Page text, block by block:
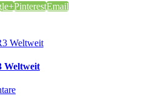
PinterestEmail
Weltweit